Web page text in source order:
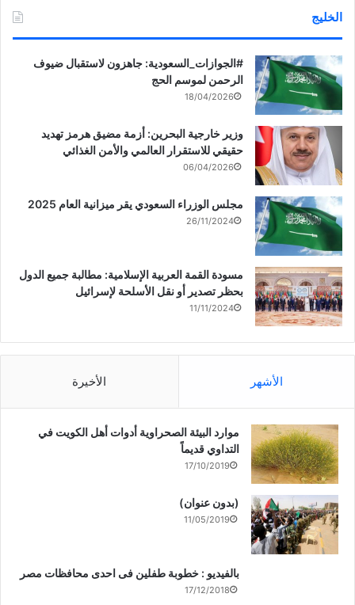
الخليج
‏‎#الجوازات_السعودية: جاهزون لاستقبال ضيوف
الرحمن لموسم الحج
18/04/2026
وزير خارجية البحرين: أزمة مضيق هرمز تهديد
حقيقي للاستقرار العالمي والأمن الغذائي
06/04/2026
مجلس الوزراء السعودي يقر ميزانية العام 2025
26/11/2024
مسودة القمة العربية الإسلامية: مطالبة جميع الدول
بحظر تصدير أو نقل الأسلحة لإسرائيل
11/11/2024
الأشهر الأخيرة
موارد البيئة الصحراوية أدوات أهل الكويت في
التداوي قديماً
17/10/2019
(بدون عنوان)
11/05/2019
بالفيديو : خطوبة طفلين فى احدى محافظات مصر
17/12/2018